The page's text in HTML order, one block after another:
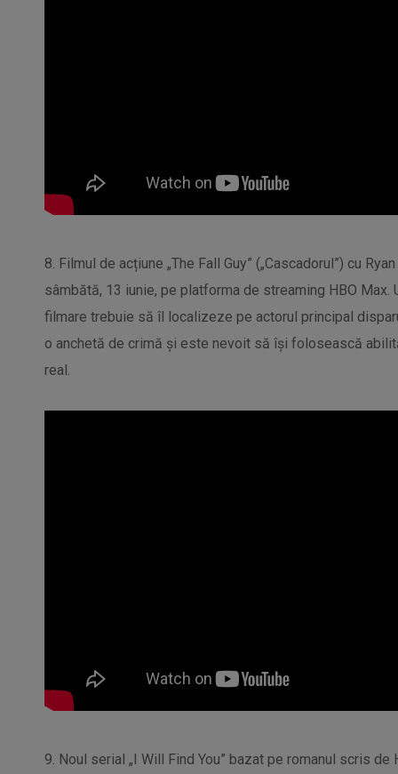
8. Filmul de acțiune „The Fall Guy” („Cascadorul”) cu
sâmbătă, 13 iunie, pe platforma de streaming HBO Max.
filmare trebuie să îl localizeze pe actorul principal
o anchetă de crimă și este nevoit să își folosească
real.
9. Noul serial „I Will Find You” bazat pe romanul scris